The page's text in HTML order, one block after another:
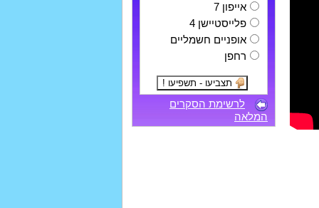
אייפון 7
פלייסטיישן 4
אופניים חשמליים
רחפן
לרשימת הסקרים
המלאה